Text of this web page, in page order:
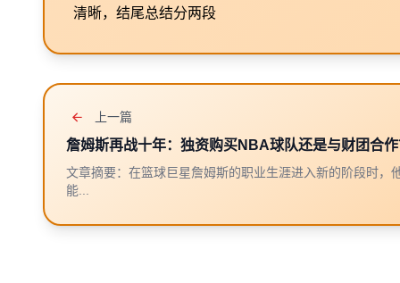
清晰，结尾总结分两段
上一篇
詹姆斯再战十年：独资购买NBA球队还是与财团合
文章摘要：在篮球巨星詹姆斯的职业生涯进入新的阶段时，
能...